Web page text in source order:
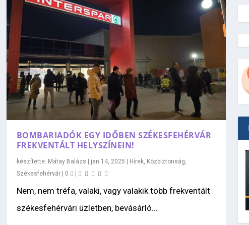
BOMBARIADÓK EGY IDŐBEN SZÉKESFEHÉRVÁR
FREKVENTÁLT HELYSZÍNEIN!
készítette: Mátay Balázs jan 14, 2025 Hírek, Közbiztonság,
Székesfehérvár| 0
Nem, nem tréfa, valaki, vagy valakik több frekventált
székesfehérvári üzletben, bevásárló...